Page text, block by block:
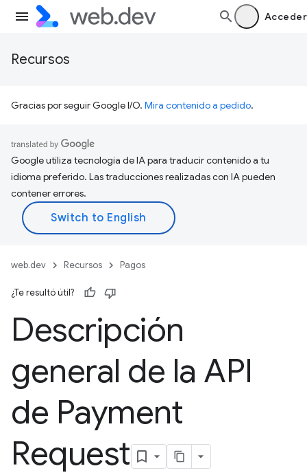
Acceder
Recursos
Gracias por seguir Google I/O. Mira contenido a pedido.
Google utiliza tecnología de IA para traducir contenido a tu
idioma preferido. Las traducciones realizadas con IA pueden
contener errores.
web.dev Recursos Pagos
¿Te resultó útil?
Descripción
general de la API
de Payment
Request